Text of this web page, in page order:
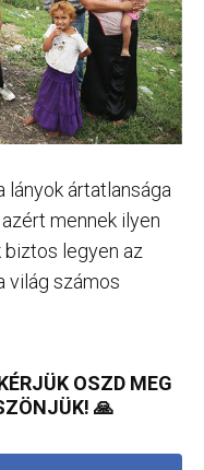
lányok ártatlansága
mennek ilyen
legyen az
világ számos
OSZD MEG
🙏